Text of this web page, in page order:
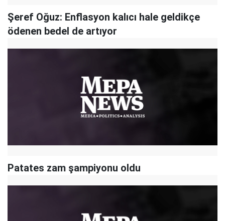
Şeref Oğuz: Enflasyon kalıcı hale geldikçe
ödenen bedel de artıyor
Patates zam şampiyonu oldu